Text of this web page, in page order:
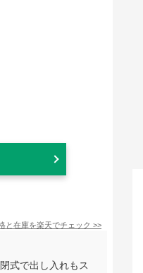
と在庫を楽天でチェック >>
式で出し入れもス